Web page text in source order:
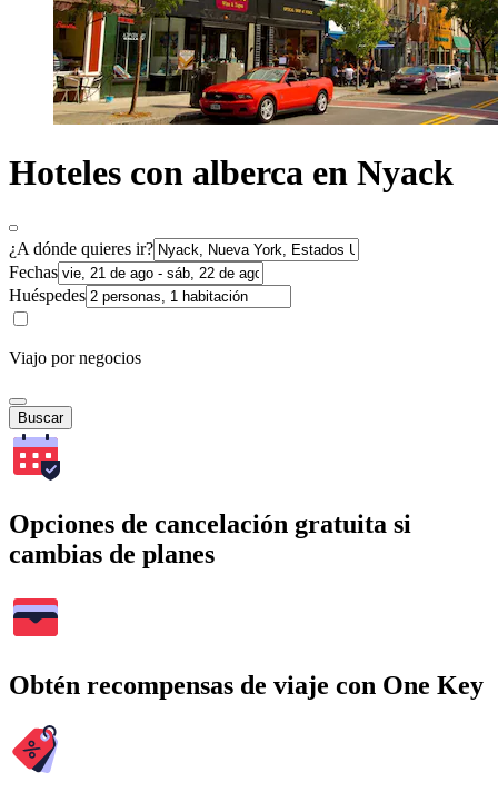
Hoteles con alberca en Nyack
¿A dónde quieres ir?
Fechas
Huéspedes
Viajo por negocios
Buscar
Opciones de cancelación gratuita si
cambias de planes
Obtén recompensas de viaje con One Key